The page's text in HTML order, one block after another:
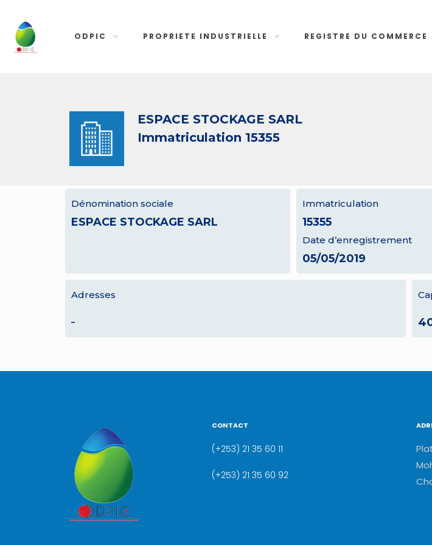
ODPIC PROPRIETE INDUSTRIELLE REGISTRE DU COMMERCE
ESPACE STOCKAGE SARL
Immatriculation 15355
Dénomination sociale
ESPACE STOCKAGE SARL
Immatriculation
15355
Date d’enregistrement
05/05/2019
Adresses
–
CONTACT
(+253) 21 35 60 11
(+253) 21 35 60 92